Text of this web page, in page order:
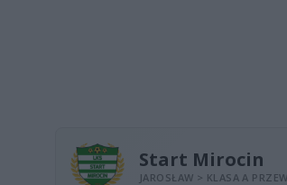
Start Mirocin
JAROSŁAW > KLASA A